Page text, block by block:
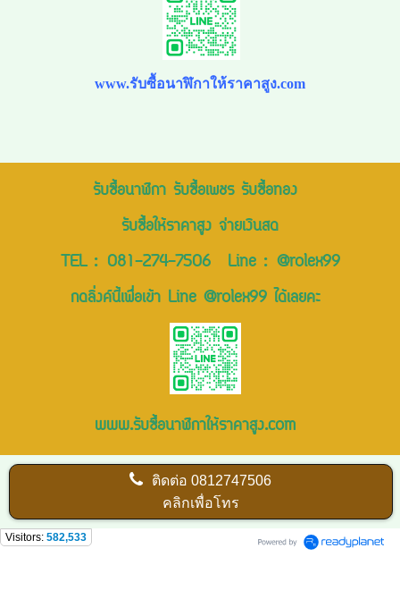
www.รับซื้อนาฬิกาให้ราคาสูง.com
รับซื้อนาฬิกา รับซื้อเพชร รับซื้อทอง
รับซื้อให้ราคาสูง จ่ายเงินสด
TEL : 081-274-7506Line : @rolex99
กดลิ่งค์นี้เพื่อเข้า Line @rolex99 ได้เลยคะ
www.รับซื้อนาฬิกาให้ราคาสูง.com
ติดต่อ0812747506
คลิกเพื่อโทร
Visitors: 582,533